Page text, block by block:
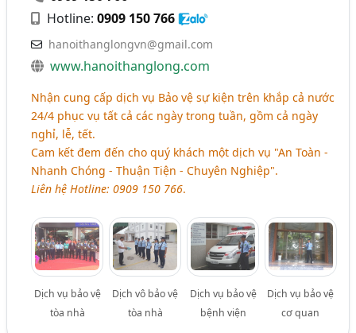
Hotline:0909 150 766
hanoithanglongvn@gmail.com
www.hanoithanglong.com
Nhận cung cấp dịch vụ Bảo vệ sự kiện trên khắp cả nước
24/4 phục vụ tất cả các ngày trong tuần, gồm cả ngày
nghỉ, lễ, tết.
Cam kết đem đến cho quý khách một dịch vụ "An Toàn -
Nhanh Chóng - Thuận Tiện - Chuyên Nghiệp".
Liên hệ Hotline: 0909 150 766.
Dịch vụ bảo vệ
tòa nhà
Dịch vô bảo vệ
tòa nhà
Dịch vụ bảo vệ
bệnh viện
Dịch vụ bảo vệ
cơ quan